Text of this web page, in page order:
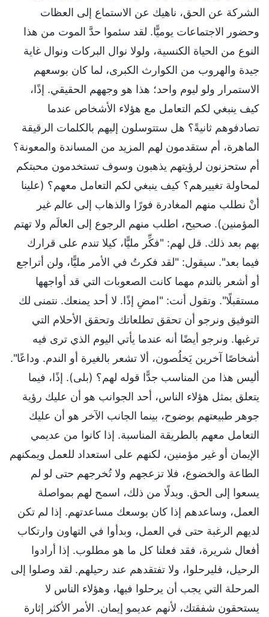
الشركة عن الحق، ناهيك عن الاستماع إلى العظات
وحضور الاجتماعات يوميًّا. لقد سئموا حدَّ الموت من هذا
النوع من الحياة الكنسية، ولولا نوال البركات ونوال غاية
جيدة والهروب من الكوارث الكبرى، لما كان بوسعهم
الاستمرار ولو ليوم واحد؛ هذا هو وجههم الحقيقي. إذًا،
كيف ينبغي لكم التعامل مع هؤلاء الأشخاص عندما
تصادفوهم ثانيةً؟ هل ستتوسلون إليهم بالكلمات الرقيقة
الماهرة، أم ستقدمون لهم المزيد من المساندة والمعونة؟
أم ستحزنون لرؤيتهم يذهبون وسوف تستخدمون محبتكم
لمحاولة تغييرهم؟ كيف ينبغي لكم التعامل معهم؟ (علينا
أنْ نطلب منهم المغادرة فورًا والذهاب إلى عالم غير
المؤمنين). صحيح، اطلب منهم الرجوع إلى العالَم ولا تهتم
بهم بعد ذلك. قل لهم: "فكِّر مليًّا، كيلا تندم على قرارك
فيما بعد". سيقول: "لقد فكرتُ في الأمر مليًّا، ولن أتراجع
أو أشعر بالندم مهما كانت الصعوبات التي قد أواجهها
مستقبلًا". وتقول أنت: "امضِ إذًا. لا أحد يمنعك. نتمنى لك
التوفيق ونرجو أن تحقق تطلعاتك وتحقق الأحلام التي
ترغبها. ونرجو أيضًا أنه عندما يأتي اليوم الذي ترى فيه
أشخاصًا آخرين يَخلُصون، ألا تشعر بالغيرة أو الندم. وداعًا".
أليس هذا من المناسب جدًّا قوله لهم؟ (بلى). إذًا، فيما
يتعلق بمثل هؤلاء الناس، أحد الجوانب هو أن عليك رؤية
جوهر طبيعتهم بوضوح، بينما الجانب الآخر هو أن عليك
التعامل معهم بالطريقة المناسبة. إذا كانوا من عديمي
الإيمان أو غير مؤمنين، لكنهم على استعداد للعمل ويمكنهم
الطاعة والخضوع، فلا تزعجهم ولا تُخرجهم حتى لو لم
يسعوا إلى الحق. وبدلًا من ذلك، اسمح لهم بمواصلة
العمل، وساعدهم إذا كان بوسعك مساعدتهم. إذا لم تكن
لديهم الرغبة حتى في العمل، وبدأوا في التهاون وارتكاب
أفعال شريرة، فقد فعلنا كل ما هو مطلوب. إذا أرادوا
الرحيل، فليرحلوا، ولا تفتقدهم عند رحيلهم. لقد وصلوا إلى
المرحلة التي يجب أن يرحلوا فيها، وهؤلاء الناس لا
يستحقون شفقتك، لأنهم عديمو إيمان. الأمر الأكثر إثارة